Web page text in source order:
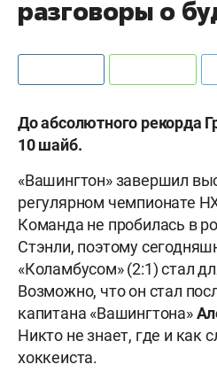
разговоры о
До абсолютного рекорда
10 шайб.
«Вашингтон» завершил
регулярном чемпионате
Команда не пробилась в
Стэнли, поэтому
«Коламбусом» (2:1) стал
Возможно, что он стал
капитана «Вашингтона»
Никто не знает, где и как
хоккеиста.